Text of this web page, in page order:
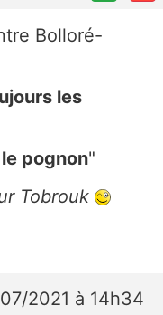
Bolloré-
les
pognon"
Tobrouk
2021 à 14h34